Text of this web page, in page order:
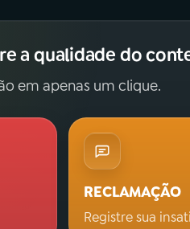
a qualidade do
em apenas um clique.
RECLAMAÇÃO
Registre sua